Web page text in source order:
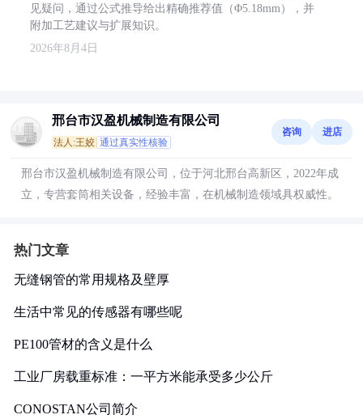
见疑问，通过公式推导给出精确推荐值（Φ5.18mm），并
附加工艺建议与扩展知识。
2026年8月4日
邢台市汉盈机械制造有限公司
法人:王姣 通过真实性核验
咨询 进店
邢台市汉盈机械制造有限公司，位于河北邢台高新区，2022年成
立，专营套筒相关设备，经验丰富，在机械制造领域具权威性。
热门文章
无缝钢管的常用规格及壁厚
生活中常见的传感器有哪些呢
PE100管材的含义是什么
工业厂房载重标准：一平方米能承受多少公斤
CONOSTAN公司简介